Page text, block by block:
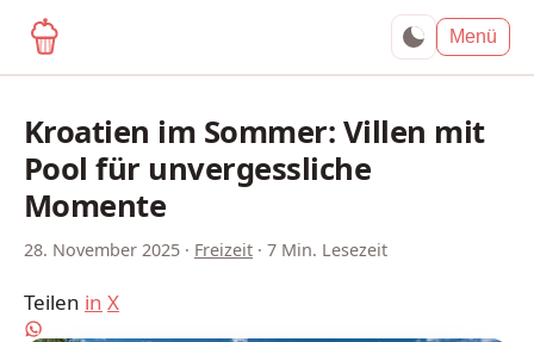
Menü
Kroatien im Sommer: Villen mit
Pool für unvergessliche
Momente
28. November 2025 · Freizeit · 7 Min. Lesezeit
Teilen in X